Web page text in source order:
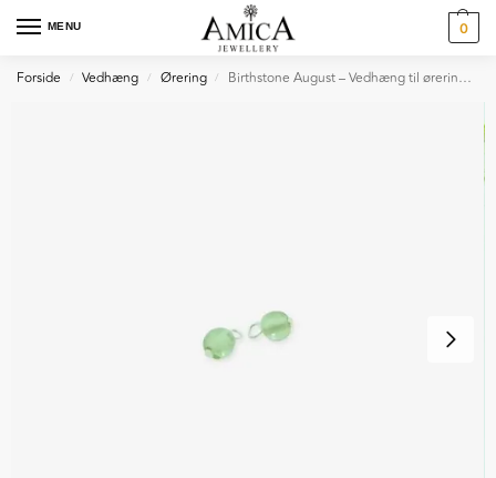
MENU 0
Forside / Vedhæng / Ørering / Birthstone August – Vedhæng til øreringe i sølv